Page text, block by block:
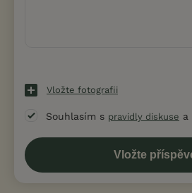
Vložte fotografii
Souhlasím s pravidly diskuse a